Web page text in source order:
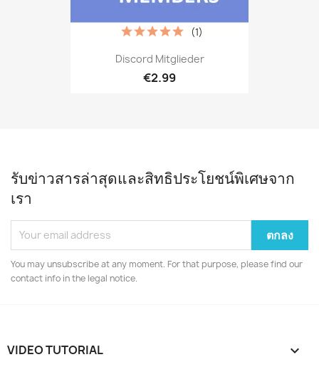
Discord Mitglieder
€2.99
(1)
รับข่าวสารล่าสุดและสิทธิประโยชน์พิเศษจาก
เรา
You may unsubscribe at any moment. For that purpose, please find our
contact info in the legal notice.
VIDEO TUTORIAL 